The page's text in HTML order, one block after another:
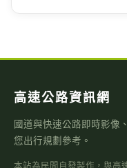
即時影像
國道路況
行車速度
警廣即時路況
天氣觀測